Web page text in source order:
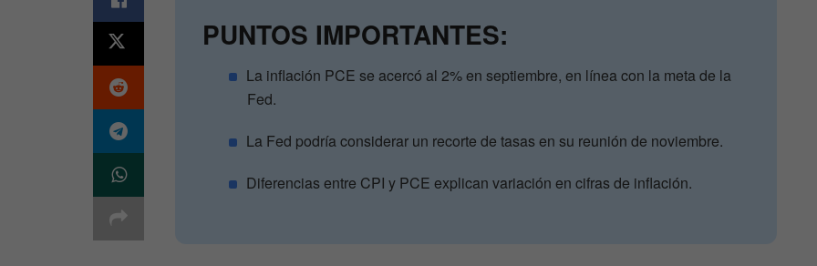
PUNTOS IMPORTANTES:
La inflación PCE se acercó al 2% en septiembre, en línea con la meta de la
Fed.
La Fed podría considerar un recorte de tasas en su reunión de noviembre.
Diferencias entre CPI y PCE explican variación en cifras de inflación.